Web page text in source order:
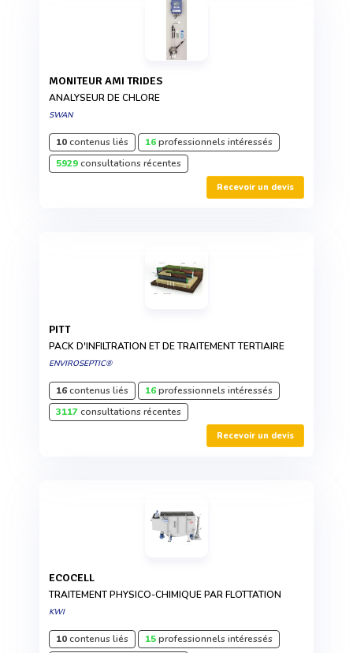
MONITEUR AMI TRIDES
ANALYSEUR DE CHLORE
SWAN
10contenus liés 16professionnels intéressés
5929consultations récentes
Recevoir un devis
PITT
PACK D'INFILTRATION ET DE TRAITEMENT TERTIAIRE
ENVIROSEPTIC®
16contenus liés 16professionnels intéressés
3117consultations récentes
Recevoir un devis
ECOCELL
TRAITEMENT PHYSICO-CHIMIQUE PAR FLOTTATION
KWI
10contenus liés 15professionnels intéressés